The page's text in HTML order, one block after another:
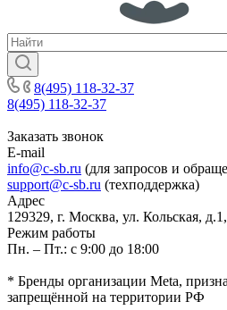
8(495) 118-32-37
8(495) 118-32-37
Заказать звонок
E-mail
info@c-sb.ru (для запросов и
support@c-sb.ru (техподдержка)
Адрес
129329, г. Москва, ул. Кольская,
Режим работы
Пн. – Пт.: с 9:00 до 18:00
* Бренды организации Meta,
запрещённой на территории РФ